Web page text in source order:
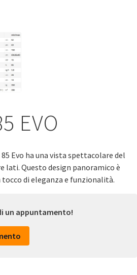
EVO
Evo ha una vista spettacolare del
lati. Questo design panoramico è
tocco di eleganza e funzionalità.
un appuntamento!